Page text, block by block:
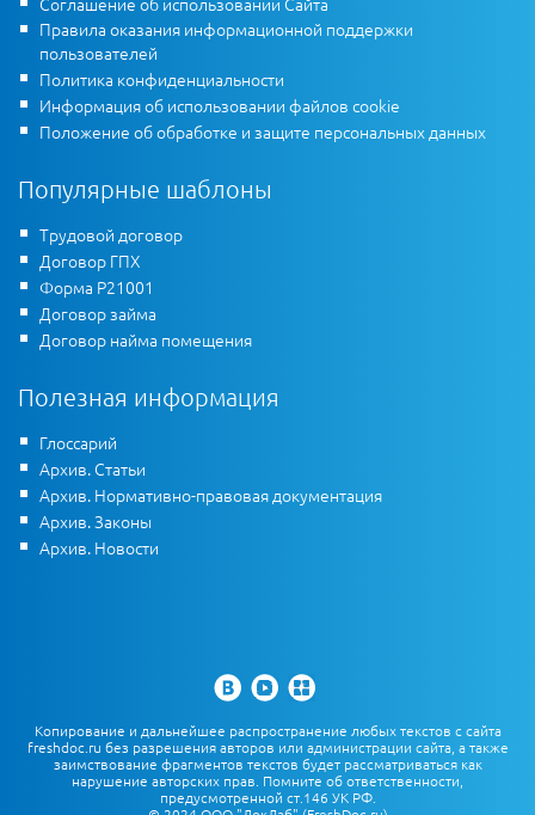
Правила оказания информационной поддержки
пользователей
Политика конфиденциальности
Информация об использовании файлов cookie
Положение об обработке и защите персональных данных
Популярные шаблоны
Трудовой договор
Договор ГПХ
Форма Р21001
Договор займа
Договор найма помещения
Полезная информация
Глоссарий
Архив. Статьи
Архив. Нормативно-правовая документация
Архив. Законы
Архив. Новости
Копирование и дальнейшее распространение любых текстов с сайта
freshdoc.ru без разрешения авторов или администрации сайта, а также
заимствование фрагментов текстов будет рассматриваться как
нарушение авторских прав. Помните об ответственности,
предусмотренной ст.146 УК РФ.